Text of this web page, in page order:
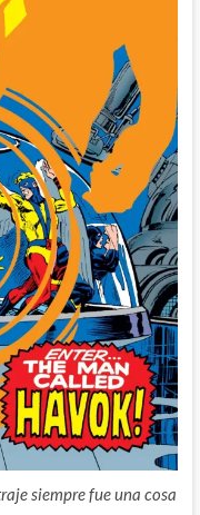
siempre fue una cosa